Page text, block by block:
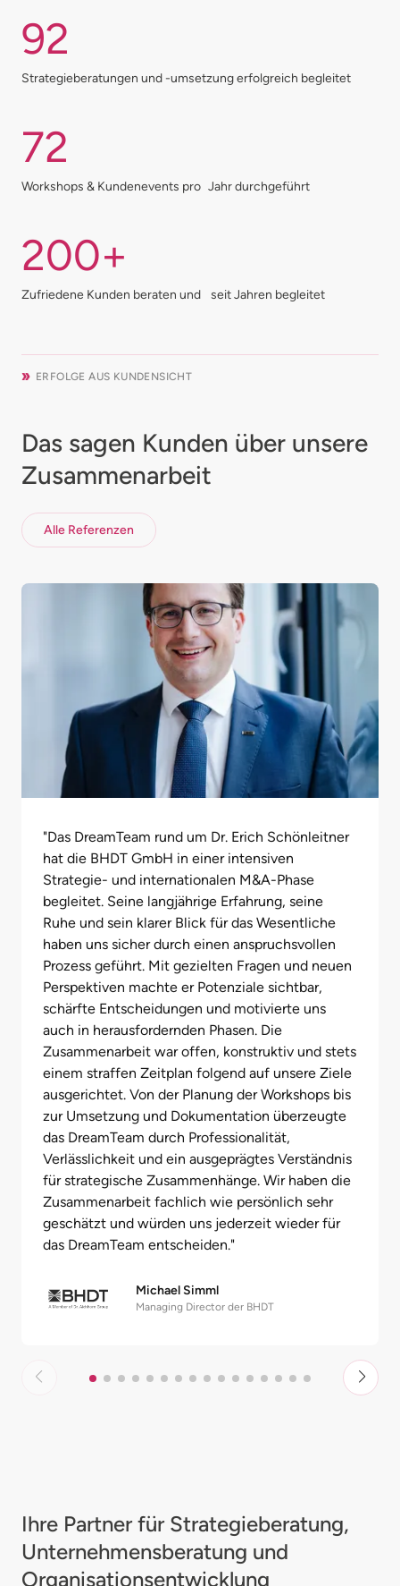
92
Strategieberatungen und -umsetzung erfolgreich begleitet
72
Workshops & Kundenevents pro Jahr durchgeführt
200+
Zufriedene Kunden beraten und seit Jahren begleitet
ERFOLGE AUS KUNDENSICHT
Das sagen Kunden über unsere
Zusammenarbeit
Alle Referenzen
"Das DreamTeam rund um Dr. Erich Schönleitner
hat die BHDT GmbH in einer intensiven
Strategie- und internationalen M&A-Phase
begleitet. Seine langjährige Erfahrung, seine
Ruhe und sein klarer Blick für das Wesentliche
haben uns sicher durch einen anspruchsvollen
Prozess geführt. Mit gezielten Fragen und neuen
Perspektiven machte er Potenziale sichtbar,
schärfte Entscheidungen und motivierte uns
auch in herausfordernden Phasen. Die
Zusammenarbeit war offen, konstruktiv und stets
einem straffen Zeitplan folgend auf unsere Ziele
ausgerichtet. Von der Planung der Workshops bis
zur Umsetzung und Dokumentation überzeugte
das DreamTeam durch Professionalität,
Verlässlichkeit und ein ausgeprägtes Verständnis
für strategische Zusammenhänge. Wir haben die
Zusammenarbeit fachlich wie persönlich sehr
geschätzt und würden uns jederzeit wieder für
das DreamTeam entscheiden."
Michael Simml
Managing Director der BHDT
Ihre Partner für Strategie­beratung,
Unternehmens­beratung und
Organisationsentwicklung